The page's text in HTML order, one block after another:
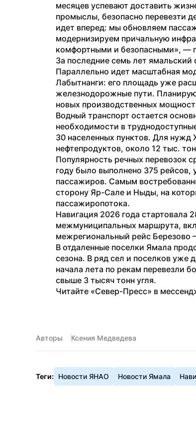
месяцев успевают доставить
промыслы, безопасно перевезти
идет вперед: мы обновляем
модернизируем причальную
комфортными и безопасными», —
За последние семь лет
Параллельно идет масштабная
Лабытнанги: его площадь уже
железнодорожные пути.
новых производственных
Водный транспорт остается
необходимости в
30 населенных пунктов. Для нужд
нефтепродуктов, около 12 тыс.
Популярность речных перевозок
году было выполнено 375 рейсов,
пассажиров. Самым
сторону Яр-Сале и Ныды, на
пассажиропотока.
Навигация 2026 года стартовала
межмуниципальных маршрута,
межрегиональный рейс
В отдаленные поселки Ямала
сезона. В ряд сел и поселков уже
начала лета по рекам перевезли
свыше 3 тысяч тонн угля.
Читайте «Север-Пресс» в
Авторы Ксения Медведева
Теги: Новости ЯНАО Новости Ямала